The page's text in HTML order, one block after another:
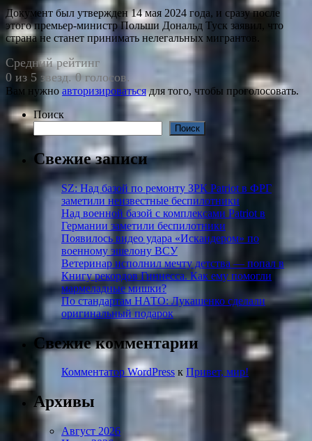
Документ был утвержден 14 мая 2024 года, и сразу после
этого премьер-министр Польши Дональд Туск заявил, что
страна не станет принимать нелегальных мигрантов.
Средний рейтинг
0 из 5 звезд. 0 голосов.
Вам нужно авторизироватьсядля того, чтобы проголосовать.
Поиск
Поиск
Свежие записи
SZ: Над базой по ремонту ЗРК Patriot в ФРГ
заметили неизвестные беспилотники
Над военной базой с комплексами Patriot в
Германии заметили беспилотники
Появилось видео удара «Искандером» по
военному эшелону ВСУ
Ветеринар исполнил мечту детства — попал в
Книгу рекордов Гиннесса. Как ему помогли
мармеладные мишки?
По стандартам НАТО: Лукашенко сделали
оригинальный подарок
Свежие комментарии
Комментатор WordPress к Привет, мир!
Архивы
Август 2026